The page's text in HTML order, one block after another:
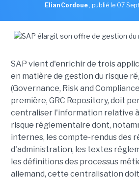
Elian Cordoue , publié le 07
SAP vient d'enrichir de trois
en matière de gestion du risque
(Governance, Risk and
première, GRC Repository, doit
centraliser l'information relative
risque réglementaire dont,
internes, les compte-rendus des
d'administration, les textes
les définitions des processus
allemand, cette centralisation